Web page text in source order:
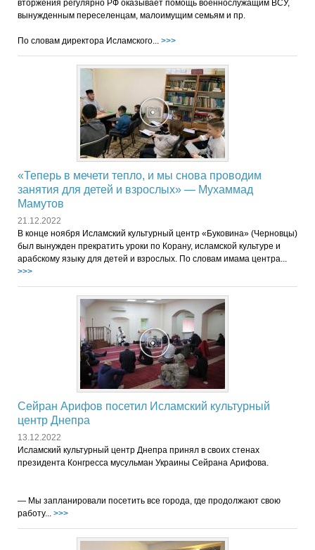
вторжения регулярно РФ оказывает помощь военнослужащим ВСУ,
вынужденным переселенцам, малоимущим семьям и пр.
По словам директора Исламского... >>>
«Теперь в мечети тепло, и мы снова проводим
занятия для детей и взрослых» — Мухаммад
Мамутов
21.12.2022
В конце ноября Исламский культурный центр «Буковина» (Черновцы)
был вынужден прекратить уроки по Корану, исламской культуре и
арабскому языку для детей и взрослых. По словам имама центра...
>>>
Сейран Арифов посетил Исламский культурный
центр Днепра
13.12.2022
Исламский культурный центр Днепра принял в своих стенах
президента Конгресса мусульман Украины Сейрана Арифова.
— Мы запланировали посетить все города, где продолжают свою
работу... >>>